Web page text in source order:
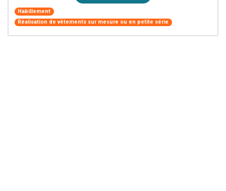
Habillement
Réalisation de vêtements sur mesure ou en petite série